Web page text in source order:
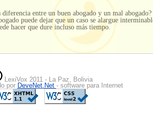
diferencia entre un buen abogado y un mal abogado?
puede dejar que un caso se alargue
hacer que dure incluso más tiempo.
LexiVox 2011 - La Paz, Bolivia
por DeveNet.Net - software para Internet